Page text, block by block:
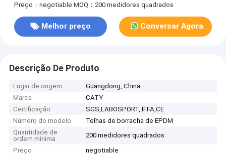
Preço：negotiable MOQ：200 medidores quadrados
Melhor preço Conversar Agora
Descrição De Produto
Lugar de origem
Guangdong, China
Marca
CATY
Certificação
SGS,LABOSPORT, IFFA,CE
Número do modelo
Telhas de borracha de EPDM
Quantidade de
ordem mínima
200 medidores quadrados
Preço
negotiable